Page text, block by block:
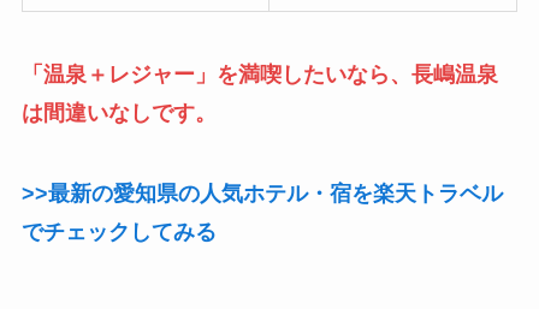
「温泉＋レジャー」を満喫したいなら、長嶋温泉
は間違いなしです。
>>最新の愛知県の人気ホテル・宿を楽天トラベル
でチェックしてみる